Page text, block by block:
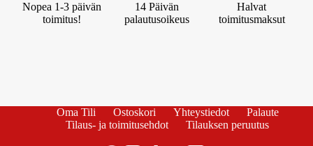
Nopea 1-3 päivän
toimitus!
14 Päivän
palautusoikeus
Halvat
toimitusmaksut
Oma Tili Ostoskori Yhteystiedot
Palaute
Tilaus- ja toimitusehdot
Tilauksen peruutus